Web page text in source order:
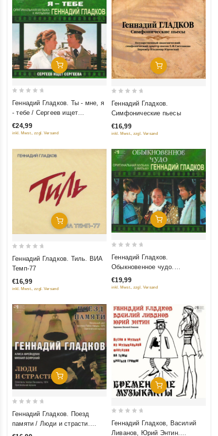
Добавить В Корзину
5
Геннадий Гладков. Ты - мне, я
- тебе / Сергеев ищет
Сергеева. Оригинальная
музыка к фильмам
€24,99
inkl. Mwst., zzgl. Versand
Добавить В Корзину
5
Геннадий Гладков.
Симфонические пьесы
€16,99
inkl. Mwst., zzgl. Versand
Добавить В Корзину
5
Геннадий Гладков. Тиль. ВИА
Темп-77
€16,99
inkl. Mwst., zzgl. Versand
Добавить В Корзину
5
Геннадий Гладков.
Обыкновенное чудо.
Оригинальная музыка к
фильму
€19,99
inkl. Mwst., zzgl. Versand
Добавить В Корзину
Геннадий Гладков. Поезд
памяти / Люди и страсти.
Оригинальная музыка
Добавить В Корзину
Геннадий Гладков, Василий
Ливанов, Юрий Энтин.